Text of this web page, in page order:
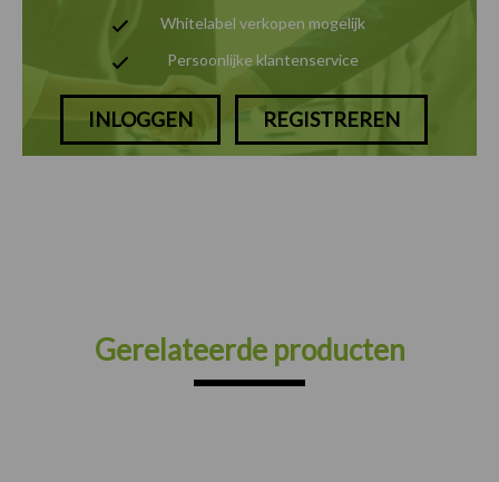
Whitelabel verkopen mogelijk
Persoonlijke klantenservice
INLOGGEN REGISTREREN
Gerelateerde producten